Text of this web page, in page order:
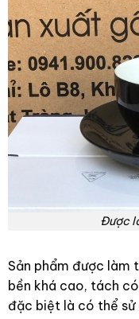
Được
Sản phẩm được làm
bền khá cao, tách
đặc biệt là có thể sử